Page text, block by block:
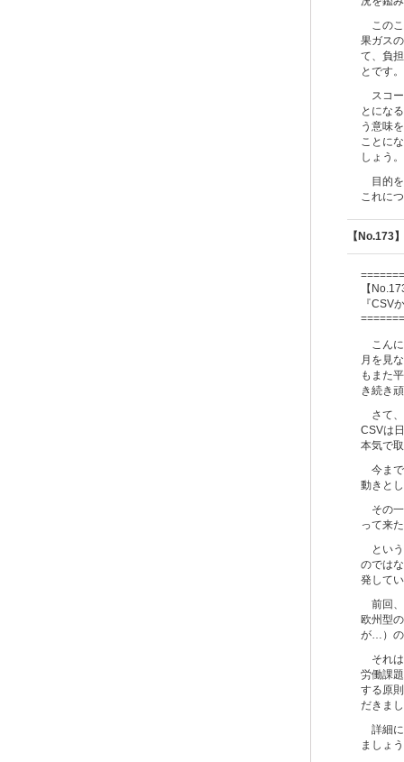
このこ
果ガス
て、負
とです。
スコー
とにな
う意味
ことに
しょう。
目的を
これに
【No.173
【No.
『CSV
こんに
月を見
もまた
き続き
さて、
CSVは
本気で
今まで
動きと
その一
って来
という
のでは
発して
前回、
欧州型
が…）の
それは
労働課
する原
だきま
詳細に
ましょ